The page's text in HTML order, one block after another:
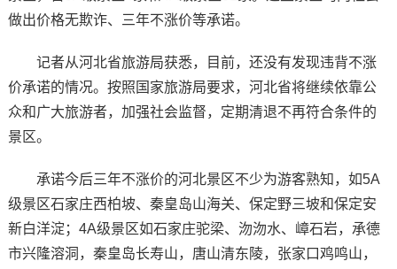
做出价格无欺诈、三年不涨价等承诺。
记者从河北省旅游局获悉，目前，还没有发现违背不涨
价承诺的情况。按照国家旅游局要求，河北省将继续依靠公
众和广大旅游者，加强社会监督，定期清退不再符合条件的
景区。
承诺今后三年不涨价的河北景区不少为游客熟知，如5A
级景区石家庄西柏坡、秦皇岛山海关、保定野三坡和保定安
新白洋淀；4A级景区如石家庄驼梁、沕沕水、嶂石岩，承德
市兴隆溶洞，秦皇岛长寿山，唐山清东陵，张家口鸡鸣山，